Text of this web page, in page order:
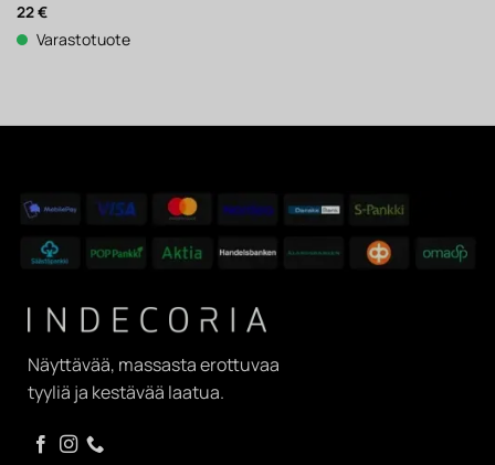
22€
Varastotuote
Näyttävää, massasta erottuvaa
tyyliä ja kestävää laatua.